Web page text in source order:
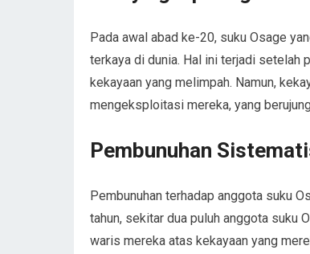
Pada awal abad ke-20, suku Osage
terkaya di dunia. Hal ini terjadi setelah
kekayaan yang melimpah. Namun,
mengeksploitasi mereka, yang
Pembunuhan
Pembunuhan terhadap anggota suku
tahun, sekitar dua puluh anggota suku
waris mereka atas kekayaan yang